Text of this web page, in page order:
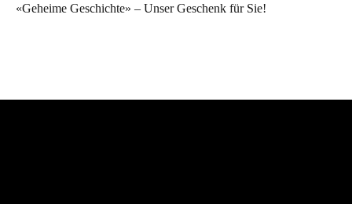
«Geheime Geschichte» – Unser Geschenk für Sie!